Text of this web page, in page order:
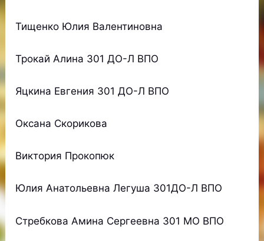
Тищенко Юлия Валентиновна
Трокай Алина 301 ДО-Л ВПО
Яцкина Евгения 301 ДО-Л ВПО
Оксана Скорикова
Виктория Прокопюк
Юлия Анатольевна Легуша 301ДО-Л ВПО
Стребкова Амина Сергеевна 301 МО ВПО